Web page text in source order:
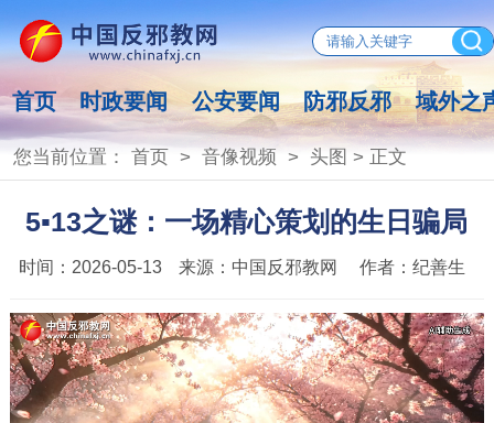
首页 时政要闻 公安要闻 防邪反邪 域外之
您当前位置： 首页> 音像视频 > 头图 > 正文
5▪13之谜：一场精心策划的生日骗局
时间： 2026-05-13 来源： 中国反邪教网 作者： 纪善生